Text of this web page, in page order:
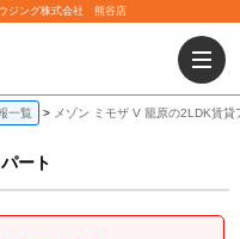
ジング株式会社 熊谷店
一覧 メゾン ミモザ V 籠原の2LDK賃貸
ート